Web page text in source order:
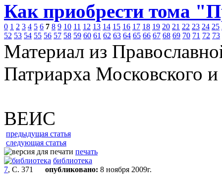
Как приобрести тома
0 1 2 3 4 5 6 7 8 9 10 11 12 13 14 15 16 17 18 19 20 21 22 23 24 25
52 53 54 55 56 57 58 59 60 61 62 63 64 65 66 67 68 69 70 71 72 73
Материал из
Патриарха Московского
ВЕИС
предыдущая статья
следующая статья
печать
библиотека
7, С. 371 опубликовано: 8 ноября 2009г.